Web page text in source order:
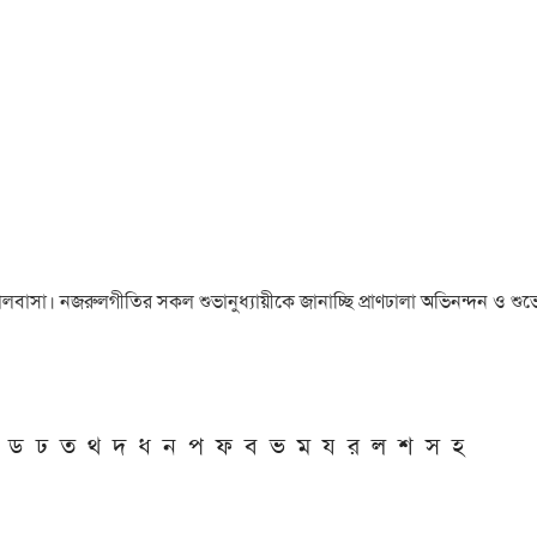
নজরুলগীতির সকল শুভানুধ্যায়ীকে জানাচ্ছি প্রাণঢালা অভিনন্দন ও
ড ঢ ত থ দ ধ ন প ফ ব ভ ম য র ল শ স হ